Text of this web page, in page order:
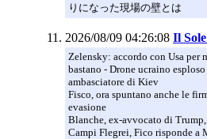
りになった現場の壁とは
2026/08/09 04:26:08 Il
Zelensky: accordo con Usa per
bastano - Drone ucraino
ambasciatore di Kiev
Fisco, ora spuntano anche le
evasione
Blanche, ex-avvocato di
Campi Flegrei, Fico risponde a